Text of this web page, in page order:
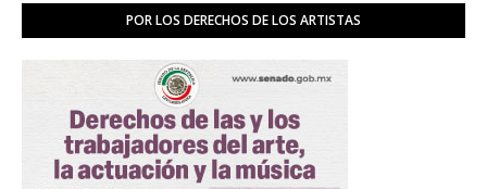
POR LOS DERECHOS DE LOS ARTISTAS